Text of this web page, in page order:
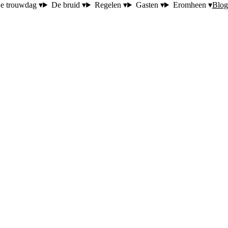
trouwdag ▾ De bruid ▾ Regelen ▾ Gasten ▾ Eromheen ▾Blog